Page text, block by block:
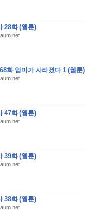
28화 (웹툰)
화 엄마가 사라졌다 1 (웹툰)
47화 (웹툰)
39화 (웹툰)
38화 (웹툰)